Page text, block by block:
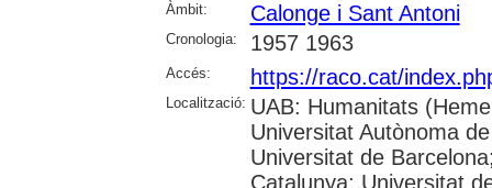
Àmbit: Calonge i Sant Antoni
Cronologia: 1957 1963
Accés: https://raco.cat/
Localització: UAB: Humanitats
Universitat Autònoma
Universitat de
Catalunya; Universitat